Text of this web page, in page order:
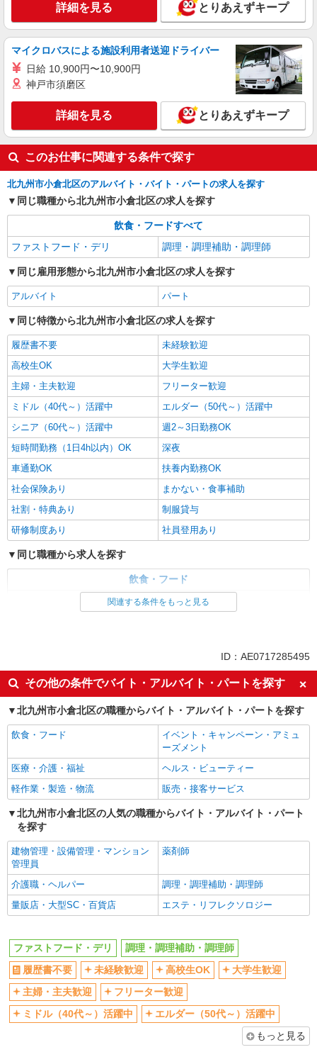
パート
すき家 3号小倉北到津店
すき家の店舗スタッフ（接客・調理・清掃な
ど）
時給1,350円
福岡県北九州市小倉北区上到津2-3-15 1F
キープ 詳細を見る
すき家 3号小倉北到津店
すき家の店舗スタッフ（接客・調理・清掃な
ど）
高校生時給1,060円 ※早朝手当（5:00〜9:00）時給
＋150円福岡県北九州市小倉北区上到津2-3-15 1F
キープ 詳細を見る
詳細を見る とりあえずキープ
マイクロバスによる施設利用者送迎ドライバー
日給 10,900円〜10,900円
神戸市須磨区
詳細を見る とりあえずキープ
このお仕事に関連する条件で探す
北九州市小倉北区のアルバイト・バイト・パートの求人を探す
同じ職種から北九州市小倉北区の求人を探す
飲食・フードすべて
ファストフード・デリ
調理・調理補助・調理師
同じ雇用形態から北九州市小倉北区の求人を探す
アルバイト パート
同じ特徴から北九州市小倉北区の求人を探す
履歴書不要
未経験歓迎
高校生OK
大学生歓迎
主婦・主夫歓迎
フリーター歓迎
ミドル（40代～）活躍中
エルダー（50代～）活躍中
シニア（60代～）活躍中
週2～3日勤務OK
短時間勤務（1日4h以内）OK
深夜
車通勤OK
扶養内勤務OK
社会保険あり
まかない・食事補助
社割・特典あり
制服貸与
研修制度あり
社員登用あり
同じ職種から求人を探す
飲食・フード
ファストフード・デリ
調理・調理補助・調理師
大学生歓迎
ミドル（40代～）活躍中
週2～3日勤務OK
短時間勤務（1日4h以内）OK
深夜
車通勤OK
扶養内勤務OK
社会保険あり
社員登用あり
関連する条件をもっと見る
ID：AE0717285495
その他の条件でバイト・アルバイト・パートを探す
北九州市小倉北区の職種からバイト・アルバイト・パートを探す
飲食・フード
イベント・キャンペーン・アミュ
ーズメント
医療・介護・福祉
ヘルス・ビューティー
軽作業・製造・物流
販売・接客サービス
北九州市小倉北区の人気の職種からバイト・アルバイト・パート
を探す
建物管理・設備管理・マンション
管理員
薬剤師
介護職・ヘルパー
調理・調理補助・調理師
量販店・大型SC・百貨店
エステ・リフレクソロジー
ファストフード・デリ
調理・調理補助・調理師
履歴書不要
未経験歓迎 高校生OK
大学生歓迎
主婦・主夫歓迎
フリーター歓迎
ミドル（40代～）活躍中
エルダー（50代～）活躍中
もっと見る